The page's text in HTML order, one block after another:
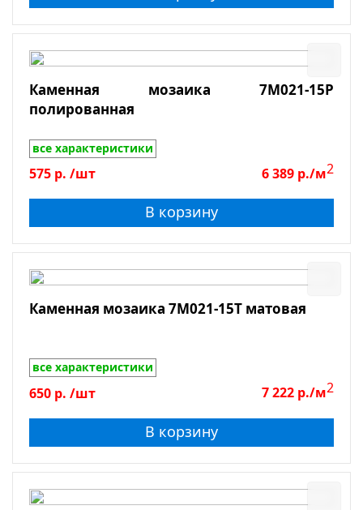
Каменная мозаика 7M021-15P
полированная
все характеристики
575 р. /шт 6 389 р./м2
В корзину
Каменная мозаика 7M021-15T матовая
все характеристики
650 р. /шт 7 222 р./м2
В корзину